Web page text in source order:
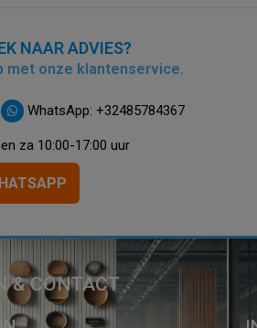
NAAR ADVIES?
met onze klantenservice.
WhatsApp: +32485784367
za 10:00-17:00 uur
& CONTACT